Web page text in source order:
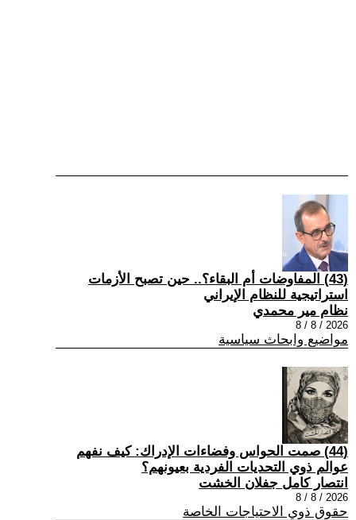
(43) المفاوضات أم البقاء؟.. حين تصبح الأزمات
استراتيجية للنظام الإيراني
نظام مير محمدي
2026 / 8 / 8
مواضيع وابحاث سياسية
(44) صمت الحواس وفضاءات الإدراك: كيف نفهم
عوالم ذوي التحديات الفردية بعيونهم؟
انتصار كامل جفلان الخشت
2026 / 8 / 8
حقوق ذوي الاحتياجات الخاصة